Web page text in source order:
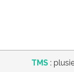
TMS :